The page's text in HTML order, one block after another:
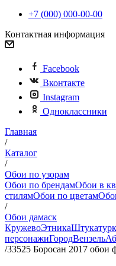
+7 (000) 000-00-00
Контактная информация
Facebook
Вконтакте
Instagram
Одноклассники
Главная
/
Каталог
/
Обои по узорам
Обои по брендамОбои в
стилямОбои по цветам
/
Обои дамаск
КружевоЭтника
персонажиГородВензель
/33525 Боросан 2017 обои